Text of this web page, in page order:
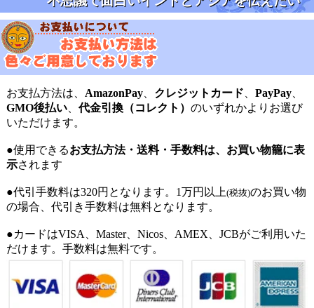
お支払方法は、 AmazonPay、 クレジットカード PayPay、
GMO後払い、代金引換（コレクト） のいずれかよりお選び
いただけます。
●使用できるお支払方法・送料・手数料は、お買い物籠に表
示されます
●代引手数料は320円となります。1万円以上(税抜)のお買い物
の場合、代引き手数料は無料となります。
●カードはVISA、Master、Nicos、AMEX、JCBがご利用いた
だけます。手数料は無料です。